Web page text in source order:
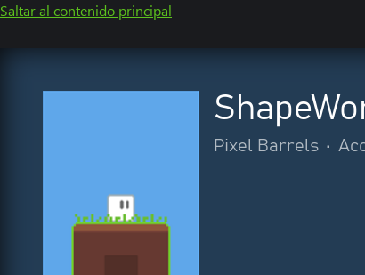
Saltar al contenido principal
Pixel Barrels •